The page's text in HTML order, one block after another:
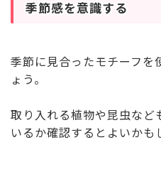
季節感を意識する
季節に見合ったモチーフを
ょう。
取り入れる植物や昆虫など
いるか確認するとよいかも